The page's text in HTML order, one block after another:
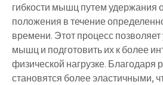
гибкости мышц путем удержания
положения в течение
времени. Этот процесс
мышц и подготовить их к более
физической нагрузке.
становятся более эластичными,